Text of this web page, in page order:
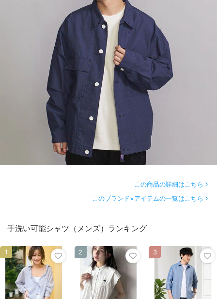
この商品の詳細はこちら
このブランド×アイテムの一覧はこちら
手洗い可能シャツ（メンズ）ランキング
1 2 3